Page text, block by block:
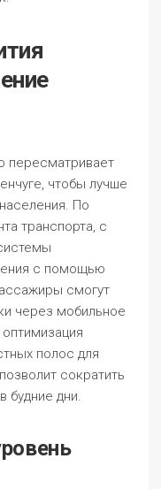
пересматривает
чтобы лучше
По
транспорта, с
с помощью
смогут
через мобильное
полос для
сократить
будние дни.